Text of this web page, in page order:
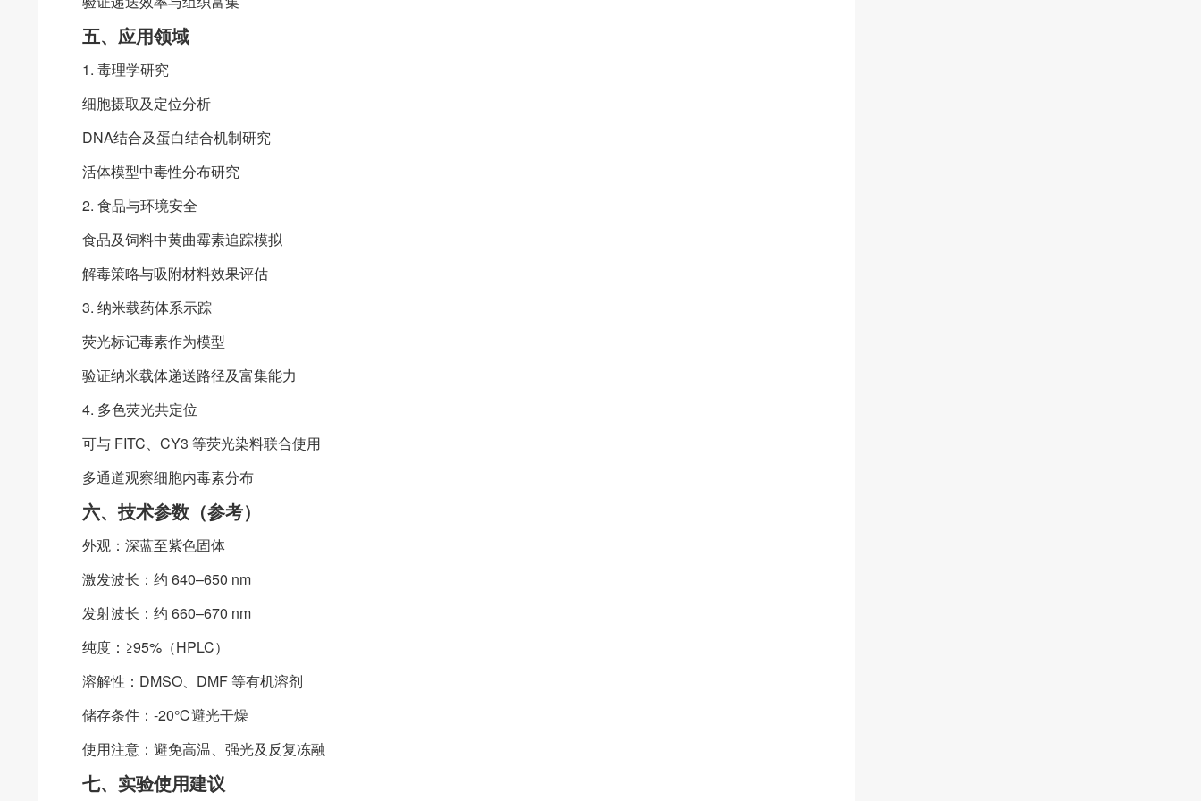
五、应用领域
1. 毒理学研究
细胞摄取及定位分析
DNA结合及蛋白结合机制研究
活体模型中毒性分布研究
2. 食品与环境安全
食品及饲料中黄曲霉素追踪模拟
解毒策略与吸附材料效果评估
3. 纳米载药体系示踪
荧光标记毒素作为模型
验证纳米载体递送路径及富集能力
4. 多色荧光共定位
可与 FITC、CY3 等荧光染料联合使用
多通道观察细胞内毒素分布
六、技术参数（参考）
外观：深蓝至紫色固体
激发波长：约 640–650 nm
发射波长：约 660–670 nm
纯度：≥95%（HPLC）
溶解性：DMSO、DMF 等有机溶剂
储存条件：-20℃避光干燥
使用注意：避免高温、强光及反复冻融
七、实验使用建议